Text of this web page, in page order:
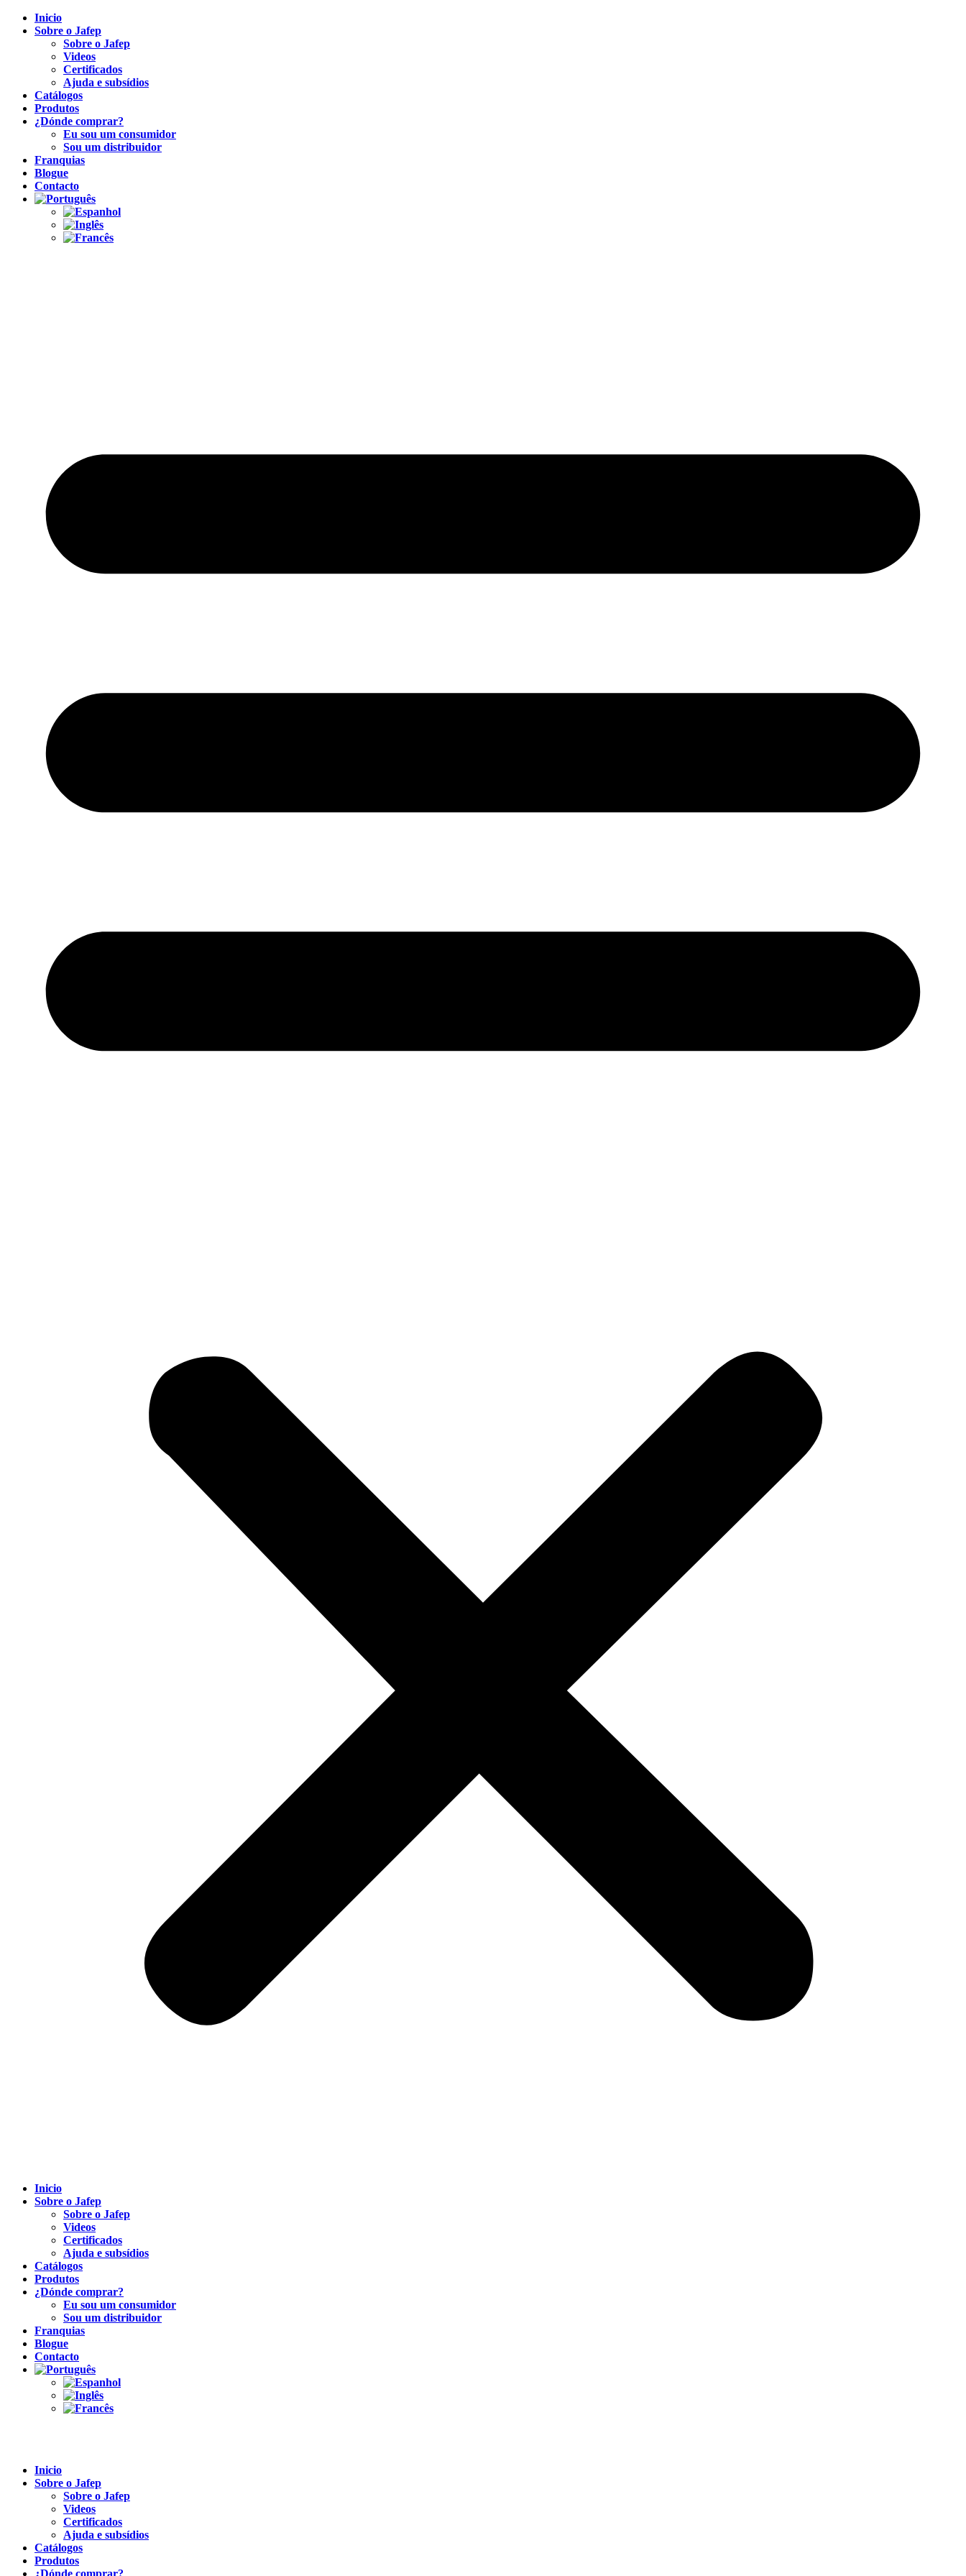
Inicio
Sobre o Jafep
Sobre o Jafep
Videos
Certificados
Ajuda e subsídios
Catálogos
Produtos
¿Dónde comprar?
Eu sou um consumidor
Sou um distribuidor
Franquias
Blogue
Contacto
Inicio
Sobre o Jafep
Sobre o Jafep
Videos
Certificados
Ajuda e subsídios
Catálogos
Produtos
¿Dónde comprar?
Eu sou um consumidor
Sou um distribuidor
Franquias
Blogue
Contacto
Inicio
Sobre o Jafep
Sobre o Jafep
Videos
Certificados
Ajuda e subsídios
Catálogos
Produtos
¿Dónde comprar?